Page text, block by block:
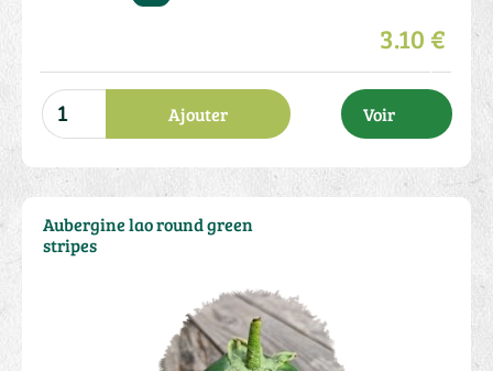
3.10 €
Ajouter Voir
Aubergine lao round green
stripes